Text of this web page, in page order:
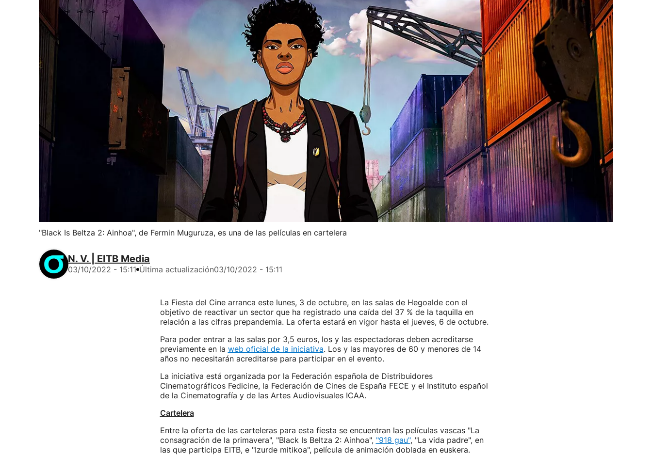
"Black Is Beltza 2: Ainhoa", de Fermin Muguruza, es una de las películas en cartelera
N. V. | EITB Media
03/10/2022 - 15:11 Última actualización03/10/2022 - 15:11
La Fiesta del Cine arranca este lunes, 3 de octubre, en las salas de Hegoalde con el
objetivo de reactivar un sector que ha registrado una caída del 37 % de la taquilla en
relación a las cifras prepandemia. La oferta estará en vigor hasta el jueves, 6 de octubre.
Para poder entrar a las salas por 3,5 euros, los y las espectadoras deben acreditarse
previamente en la web oficial de la iniciativa. Los y las mayores de 60 y menores de 14
años no necesitarán acreditarse para participar en el evento.
La iniciativa está organizada por la Federación española de Distribuidores
Cinematográficos Fedicine, la Federación de Cines de España FECE y el Instituto español
de la Cinematografía y de las Artes Audiovisuales ICAA.
Cartelera
Entre la oferta de las carteleras para esta fiesta se encuentran las películas vascas "La
consagración de la primavera", "Black Is Beltza 2: Ainhoa", "918 gau", "La vida padre", en
las que participa EITB, e "Izurde mitikoa", película de animación doblada en euskera.